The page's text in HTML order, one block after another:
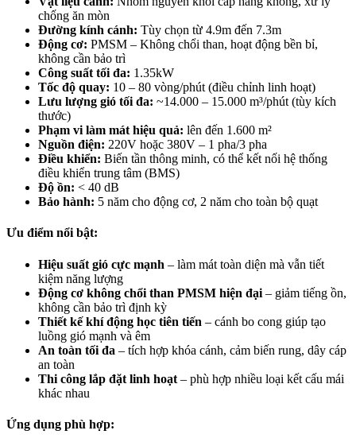
chống ăn mòn
Đường kính cánh: Tùy chọn từ 4.9m đến 7.3m
Động cơ: PMSM – Không chổi than, hoạt động bền bỉ,
không cần bảo trì
Công suất tối đa: 1.35kW
Tốc độ quay: 10 – 80 vòng/phút (điều chỉnh linh hoạt)
Lưu lượng gió tối đa: ~14.000 – 15.000 m³/phút (tùy kích
thước)
Phạm vi làm mát hiệu quả: lên đến 1.600 m²
Nguồn điện: 220V hoặc 380V – 1 pha/3 pha
Điều khiển: Biến tần thông minh, có thể kết nối hệ thống
điều khiển trung tâm (BMS)
Độ ồn: < 40 dB
Bảo hành: 5 năm cho động cơ, 2 năm cho toàn bộ quạt
Ưu điểm nổi bật:
Hiệu suất gió cực mạnh – làm mát toàn diện mà vẫn tiết
kiệm năng lượng
Động cơ không chổi than PMSM hiện đại – giảm tiếng ồn,
không cần bảo trì định kỳ
Thiết kế khí động học tiên tiến – cánh bo cong giúp tạo
luồng gió mạnh và êm
An toàn tối đa – tích hợp khóa cánh, cảm biến rung, dây cáp
an toàn
Thi công lắp đặt linh hoạt – phù hợp nhiều loại kết cấu mái
khác nhau
Ứng dụng phù hợp: